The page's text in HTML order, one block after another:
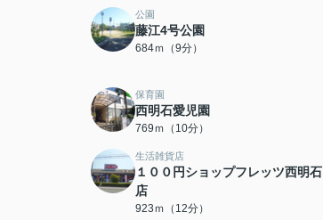
公園
藤江4号公園
684ｍ（9分）
保育園
西明石愛児園
769ｍ（10分）
生活雑貨店
１００円ショップフレッツ西明石
店
923ｍ（12分）